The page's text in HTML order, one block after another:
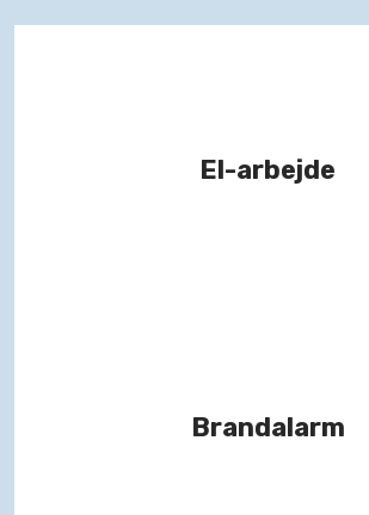
El-arbejde
Brandalarm